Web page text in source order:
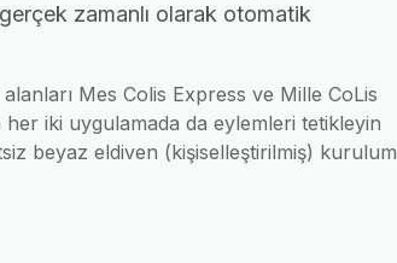
zamanlı olarak otomatik
Mes Colis Express ve Mille CoLis
her iki uygulamada da eylemleri tetikleyin
beyaz eldiven (kişiselleştirilmiş) kurulum